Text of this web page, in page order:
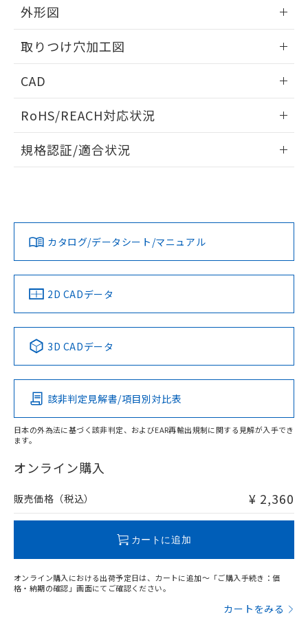
外形図
取りつけ穴加工図
CAD
ドすることができます。
ログイン/会員登録
ダウンロードデータをご利用いただく前に、以下を必ずお読
みください。
ソフトウェアの使用条件
RoHS/REACH対応状況
EU RoHS 注意事項・凡例
対応済み
中国 RoHS 注意事項・凡例
Pb Hg Cd Cr(VI)
O
在庫等で未対応品が混在する可能性があります。
問い合わせください。
規格認証/適合状況
LR型式承認
（イギリス
船舶規格）
DNV型式承認
（ノルウェー
BV型式承認
（フランス
KR型式
（韓国
No No No No
この製品の規格認証/適合状況ページへ
その他の認証はこちらのページからご検索ください
カタログ/データシート/マニュアル
2D CADデータ
3D CADデータ
該非判定見解書/項目別対比表
日本の外為法に基づく該非判定、およびEAR再輸出規制に関する見解が入手でき
ます。
オンライン購入
販売価格（税込） ¥ 2,360
カートに追加
オンライン購入における出荷予定日は、カートに追加～「ご購入手続き：価
格・納期の確認」画面にてご確認ください。
カートをみる
指します。
※本証明書は発行日時点で非含有を証明す
るもので、過去に遡って非含有を証明する
ものではありません。
また、RoHS指令のフタル酸エステル類４
欄に対応日を記載しておりました。
既に当社にて対応品への在庫切替を完了
していることから、特段のことがない限
り、2022年1月12日より割愛しておりま
す。